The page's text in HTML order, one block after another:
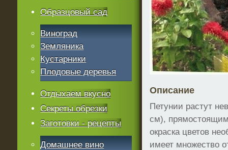
Описание
Петунии растут
см),
окраска цветов
имеет множество
Образцовый сад
Виноград
Земляника
Кустарники
Плодовые деревья
Отдыхаем вкусно
Секреты обрезки
Заготовки - рецепты
Домашнее вино